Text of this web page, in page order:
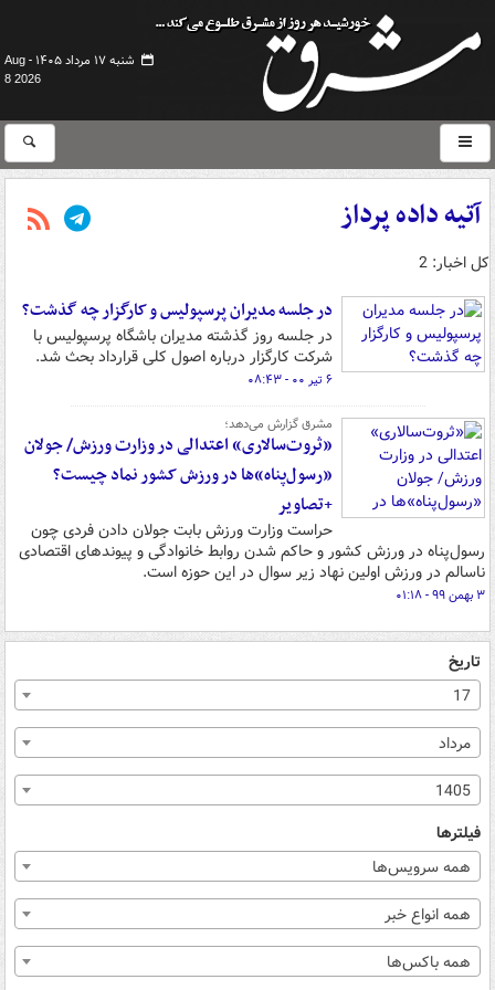
شنبه ۱۷ مرداد ۱۴۰۵ -
Aug
8 2026
آتیه داده پرداز
کل اخبار: 2
در جلسه مدیران پرسپولیس و کارگزار چه گذشت؟
در جلسه روز گذشته مدیران باشگاه پرسپولیس با
شرکت کارگزار درباره اصول کلی قرارداد بحث شد.
۶ تیر ۰۰ - ۰۸:۴۳
مشرق گزارش می‌دهد؛
«ثروت‌سالاری» اعتدالی در وزارت ورزش/ جولان
«رسول‌پناه»ها در ورزش کشور نماد چیست؟
+تصاویر
حراست وزارت ورزش بابت جولان دادن فردی چون
رسول‌پناه در ورزش کشور و حاکم شدن روابط خانوادگی و پیوندهای اقتصادی
ناسالم در ورزش اولین نهاد زیر سوال در این حوزه است.
۳ بهمن ۹۹ - ۰۱:۱۸
تاریخ
17
مرداد
1405
فیلترها
همه سرویس‌ها
همه انواع خبر
همه باکس‌ها